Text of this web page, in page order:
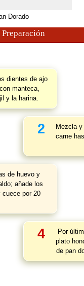
Dorado
Preparación
dientes de ajo
manteca,
y la harina.
2
Mezcla
carne
de huevo y
añade los
cuece por 20
4
Por
plato
de pan